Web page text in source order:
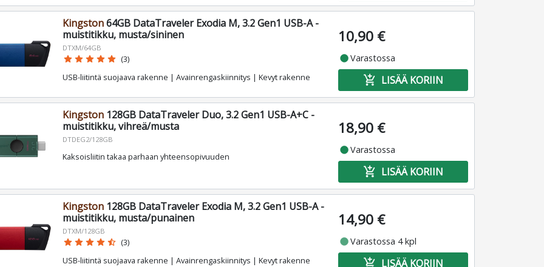
Kingston64GB DataTraveler Exodia M, 3.2 Gen1 USB-A -
muistitikku, musta/sininen
DTXM/64GB
star star star star star (3)
USB-liitintä suojaava rakenne | Avainrengaskiinnitys | Kevyt rakenne
10,90 €
fiber_manual_recordVarastossa
add_shopping_cart LISÄÄ KORIIN
Kingston128GB DataTraveler Duo, 3.2 Gen1 USB-A+C -
muistitikku, vihreä/musta
DTDEG2/128GB
Kaksoisliitin takaa parhaan yhteensopivuuden
18,90 €
fiber_manual_recordVarastossa
add_shopping_cart LISÄÄ KORIIN
Kingston128GB DataTraveler Exodia M, 3.2 Gen1 USB-A -
muistitikku, musta/punainen
DTXM/128GB
star star star star star_half (3)
USB-liitintä suojaava rakenne | Avainrengaskiinnitys | Kevyt rakenne
14,90 €
fiber_manual_recordVarastossa 4 kpl
add_shopping_cart LISÄÄ KORIIN